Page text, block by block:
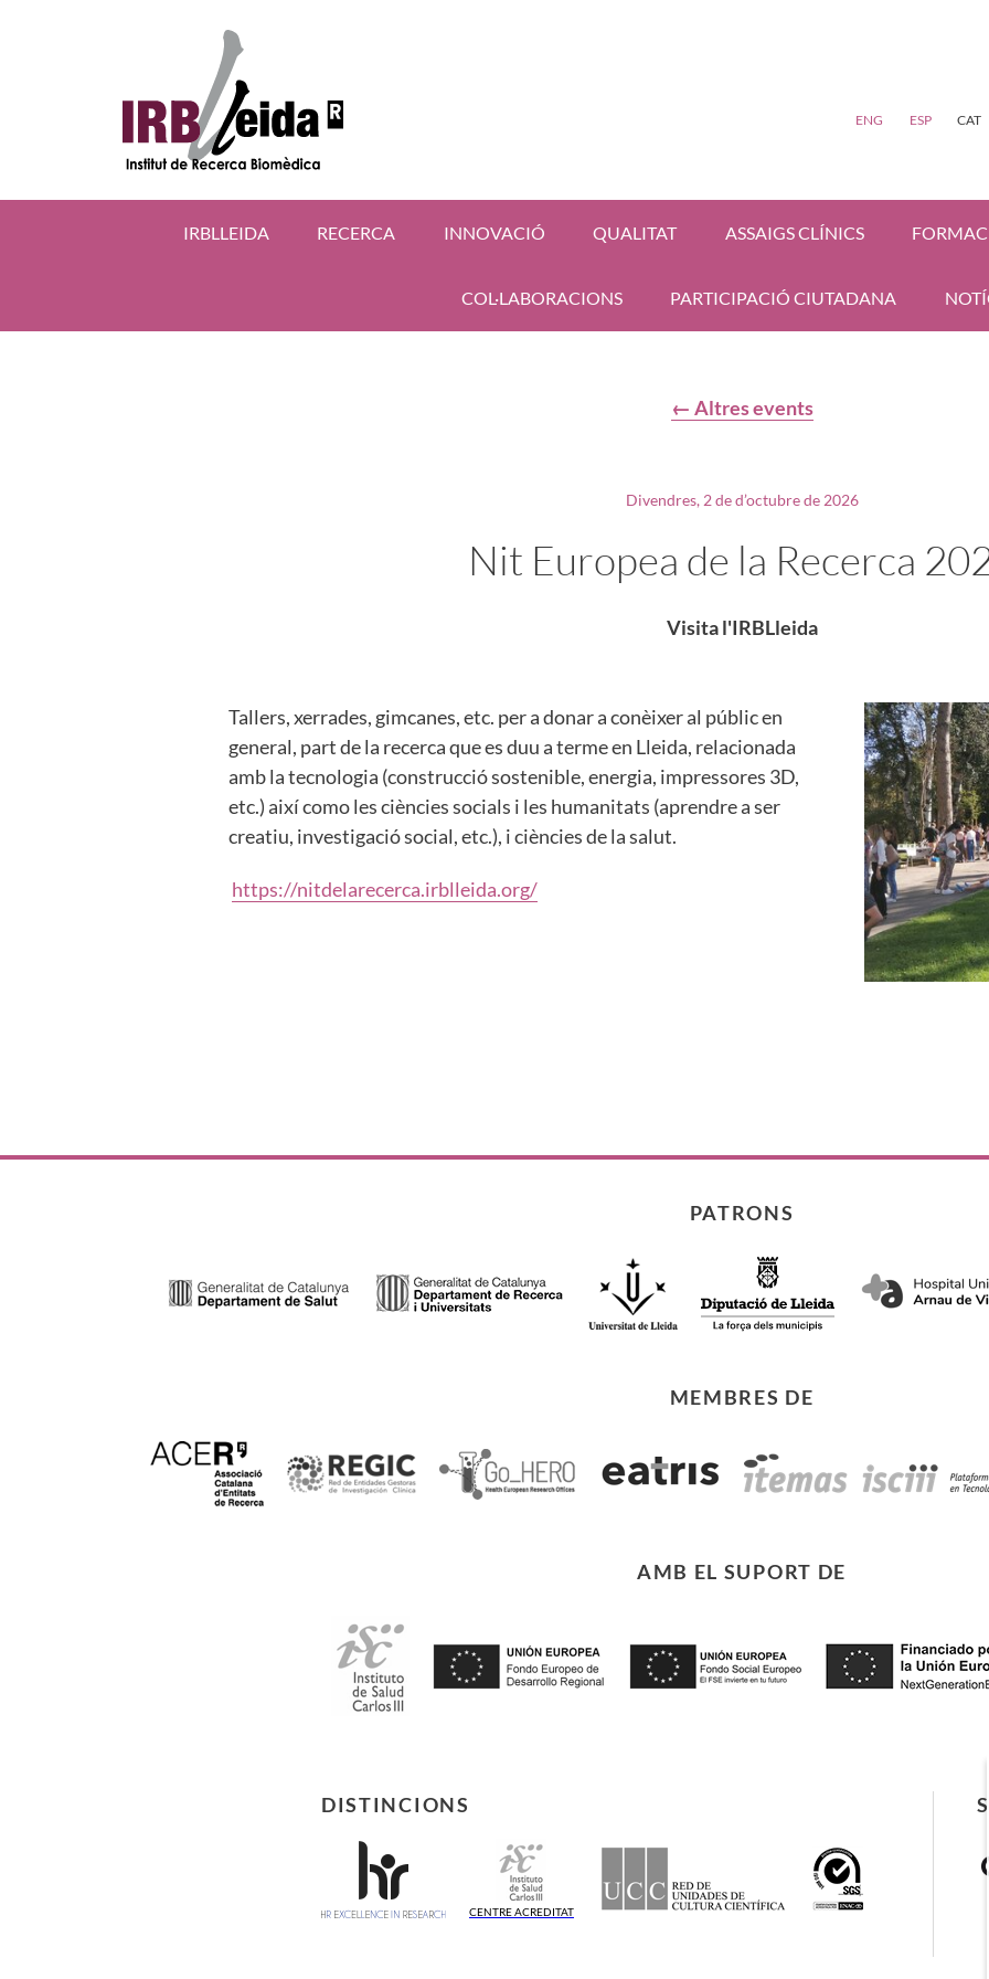
ENG ESP CAT
IRBLLEIDA RECERCA INNOVACIÓ QUALITAT ASSAIGS CLÍNICS
COL·LABORACIONS PARTICIPACIÓ CIUTADANA
← Altres events
Divendres, 2 de d’octubre de 2026
Nit Europea de la Recerca
Visita l'IRBLleida
Tallers, xerrades, gimcanes, etc. per a donar a conèixer al públic en
general, part de la recerca que es duu a terme en Lleida, relacionada
amb la tecnologia (construcció sostenible, energia, impressores 3D,
etc.) així como les ciències socials i les humanitats (aprendre a ser
creatiu, investigació social, etc.), i ciències de la salut.
https://nitdelarecerca.irblleida.org/
PATRONS
MEMBRES DE
AMB EL SUPORT DE
DISTINCIONS
CENTRE ACREDITAT